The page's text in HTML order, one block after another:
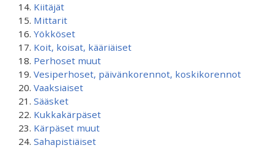
Kiitäjät
Mittarit
Yökköset
Koit, koisat, kääriäiset
Perhoset muut
Vesiperhoset, päivänkorennot, koskikorennot
Vaaksiaiset
Sääsket
Kukkakärpäset
Kärpäset muut
Sahapistiäiset